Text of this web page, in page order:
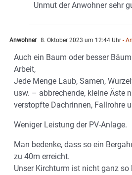
Unmut der Anwohner sehr
Anwohner 8. Oktober 2023 um 12:44 Uhr -
Auch ein Baum oder besser
Arbeit,
Jede Menge Laub, Samen,
usw. – abbrechende, kleine Äste
verstopfte Dachrinnen, Fallrohre
Weniger Leistung der PV-Anlage.
Man bedenke, dass so ein
zu 40m erreicht.
Unser Kirchturm ist nicht ganz